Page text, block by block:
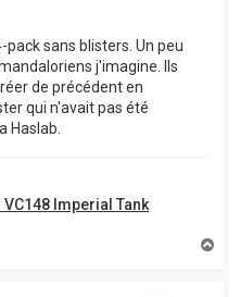
sans blisters. Un peu
j'imagine. Ils
de précédent en
qui n'avait pas été
Haslab.
Imperial Tank